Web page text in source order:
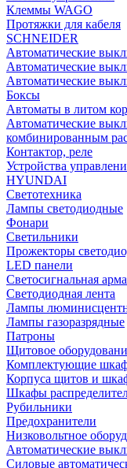
Клеммы WAGO
Протяжки для кабеля
SCHNEIDER
Автоматические
Автоматические
Автоматические
Боксы
Автоматы в литом
Автоматические
комбинированным
Контактор, реле
Устройства
HYUNDAI
Светотехника
Лампы светодиодные
Фонари
Светильники
Прожекторы
LED панели
Светосигнальная
Светодиодная лента
Лампы
Лампы газоразрядные
Патроны
Щитовое
Комплектующие
Корпуса щитов и
Шкафы
Рубильники
Предохранители
Низковольтное
Автоматические
Силовые